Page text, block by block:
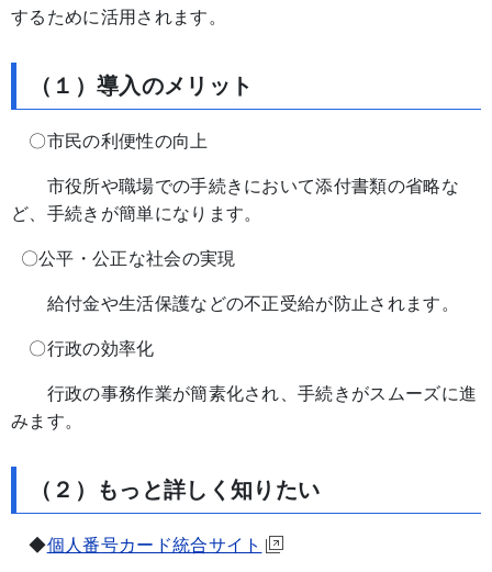
するために活用されます。
（１）導入のメリット
〇市民の利便性の向上
市役所や職場での手続きにおいて添付書類の省略な
ど、手続きが簡単になります。
〇公平・公正な社会の実現
給付金や生活保護などの不正受給が防止されます。
〇行政の効率化
行政の事務作業が簡素化され、手続きがスムーズに進
みます。
（２）もっと詳しく知りたい
◆個人番号カード統合サイト